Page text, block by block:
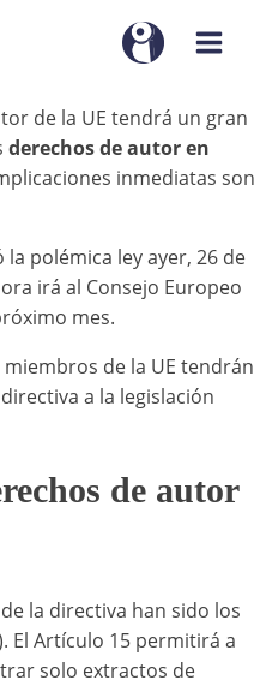
de la UE tendrá un gran
derechos de autor en
inmediatas son
la polémica ley ayer, 26 de
irá al Consejo Europeo
mes.
de la UE tendrán
a la legislación
de autor
la directiva han sido los
El Artículo 15 permitirá a
solo extractos de